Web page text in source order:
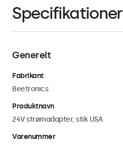
Specifikationer
Generelt
Fabrikant
Beetronics
Produktnavn
24V strømadapter, stik USA
Varenummer